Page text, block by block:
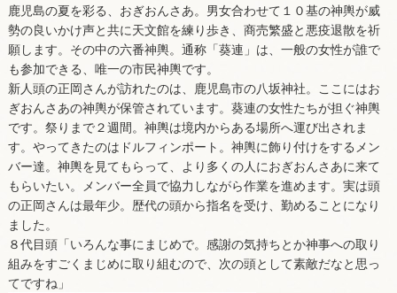
鹿児島の夏を彩る、おぎおんさあ。男女合わせて１０基の神輿が威
勢の良いかけ声と共に天文館を練り歩き、商売繁盛と悪疫退散を祈
願します。その中の六番神輿。通称「葵連」は、一般の女性が誰で
も参加できる、唯一の市民神輿です。
新人頭の正岡さんが訪れたのは、鹿児島市の八坂神社。ここにはお
ぎおんさあの神輿が保管されています。葵連の女性たちが担ぐ神輿
です。祭りまで２週間。神輿は境内からある場所へ運び出されま
す。やってきたのはドルフィンポート。神輿に飾り付けをするメン
バー達。神輿を見てもらって、より多くの人におぎおんさあに来て
もらいたい。メンバー全員で協力しながら作業を進めます。実は頭
の正岡さんは最年少。歴代の頭から指名を受け、勤めることになり
ました。
８代目頭「いろんな事にまじめで。感謝の気持ちとか神事への取り
組みをすごくまじめに取り組むので、次の頭として素敵だなと思っ
てですね」